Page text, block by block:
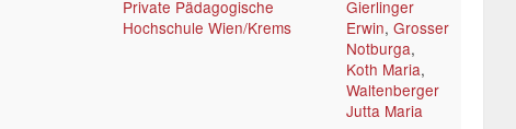
Private Pädagogische
Hochschule Wien/Krems
Gierlinger
Erwin, Grosser
Notburga,
Koth Maria,
Waltenberger
Jutta Maria